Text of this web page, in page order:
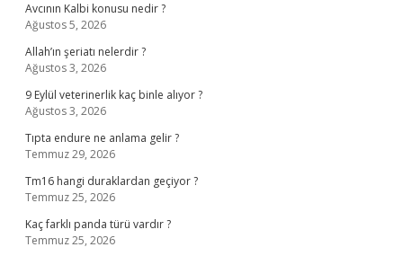
Avcının Kalbi konusu nedir ?
Ağustos 5, 2026
Allah’ın şeriatı nelerdir ?
Ağustos 3, 2026
9 Eylül veterinerlik kaç binle alıyor ?
Ağustos 3, 2026
Tıpta endure ne anlama gelir ?
Temmuz 29, 2026
Tm16 hangi duraklardan geçiyor ?
Temmuz 25, 2026
Kaç farklı panda türü vardır ?
Temmuz 25, 2026